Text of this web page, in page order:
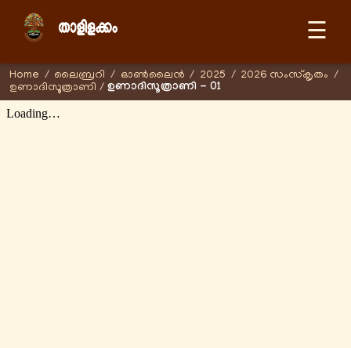
☰
Home / ലൈബ്രറി / ഓണ്‍ലൈന്‍ / 2025 / 2026 സംസ്കൃതം /
ഉണാദിസൂത്രാണി / ഉണാദിസൂത്രാണി - 01